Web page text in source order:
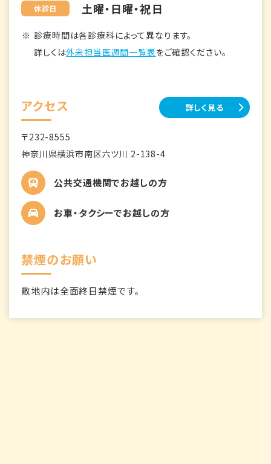
休診日 土曜・日曜・祝日
診療時間は各診療科によって異なります。
詳しくは外来担当医週間一覧表をご確認ください。
アクセス 詳しく見る
〒232-8555
神奈川県横浜市南区六ツ川 2-138-4
公共交通機関でお越しの方
お車・タクシーでお越しの方
禁煙のお願い
敷地内は全面終日禁煙です。